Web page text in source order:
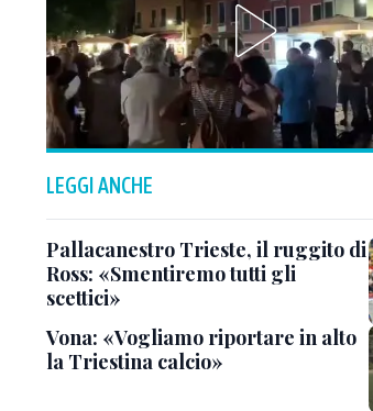
LEGGI ANCHE
Pallacanestro Trieste, il ruggito di
Ross: «Smentiremo tutti gli
scettici»
Vona: «Vogliamo riportare in alto
la Triestina calcio»